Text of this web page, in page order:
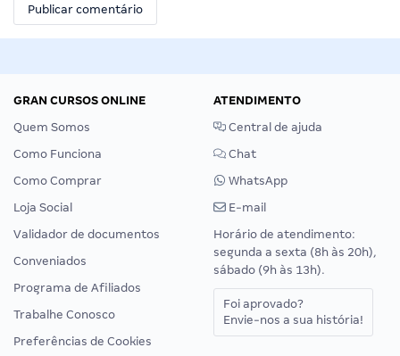
GRAN CURSOS ONLINE
Quem Somos
Como Funciona
Como Comprar
Loja Social
Validador de documentos
Conveniados
Programa de Afiliados
Trabalhe Conosco
Preferências de Cookies
ATENDIMENTO
Central de ajuda
Chat
WhatsApp
E-mail
Horário de atendimento:
segunda a sexta (8h às 20h),
sábado (9h às 13h).
Foi aprovado?
Envie-nos a sua história!